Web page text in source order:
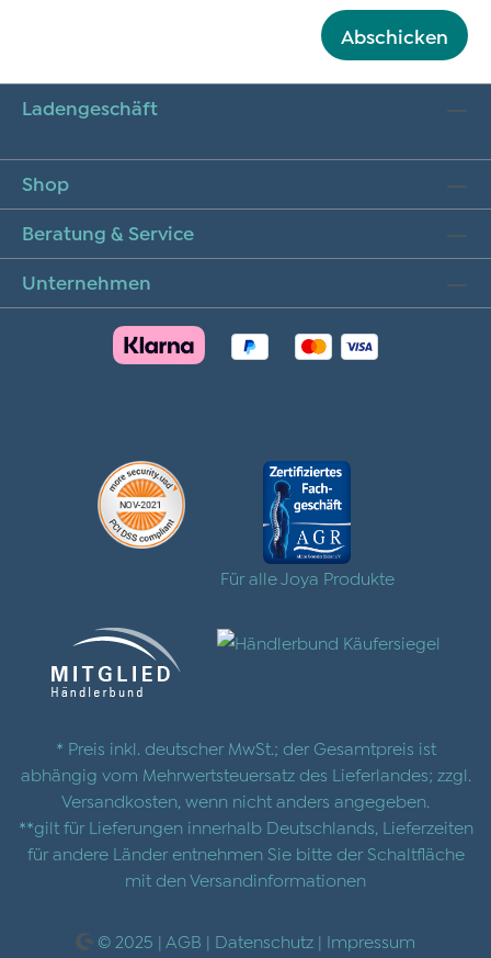
Abschicken
Ladengeschäft
Shop
Beratung & Service
Unternehmen
Für alle Joya Produkte
* Preis inkl. deutscher MwSt.; der Gesamtpreis ist
abhängig vom Mehrwertsteuersatz des Lieferlandes; zzgl.
Versandkosten , wenn nicht anders angegeben.
**gilt für Lieferungen innerhalb Deutschlands, Lieferzeiten
für andere Länder entnehmen Sie bitte der Schaltfläche
mit den Versandinformationen
© 2025 | AGB | Datenschutz | Impressum